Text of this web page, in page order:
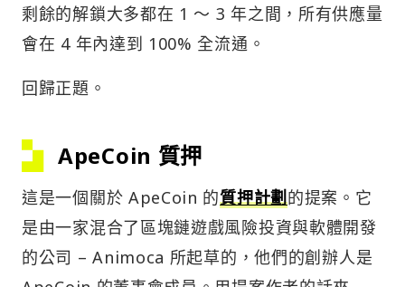
剩餘的解鎖大多都在 1 ～ 3 年之間，所有供應量
會在 4 年內達到 100% 全流通。
回歸正題。
ApeCoin 質押
這是一個關於 ApeCoin 的質押計劃的提案。它
是由一家混合了區塊鏈遊戲風險投資與軟體開發
的公司 – Animoca 所起草的，他們的創辦人是